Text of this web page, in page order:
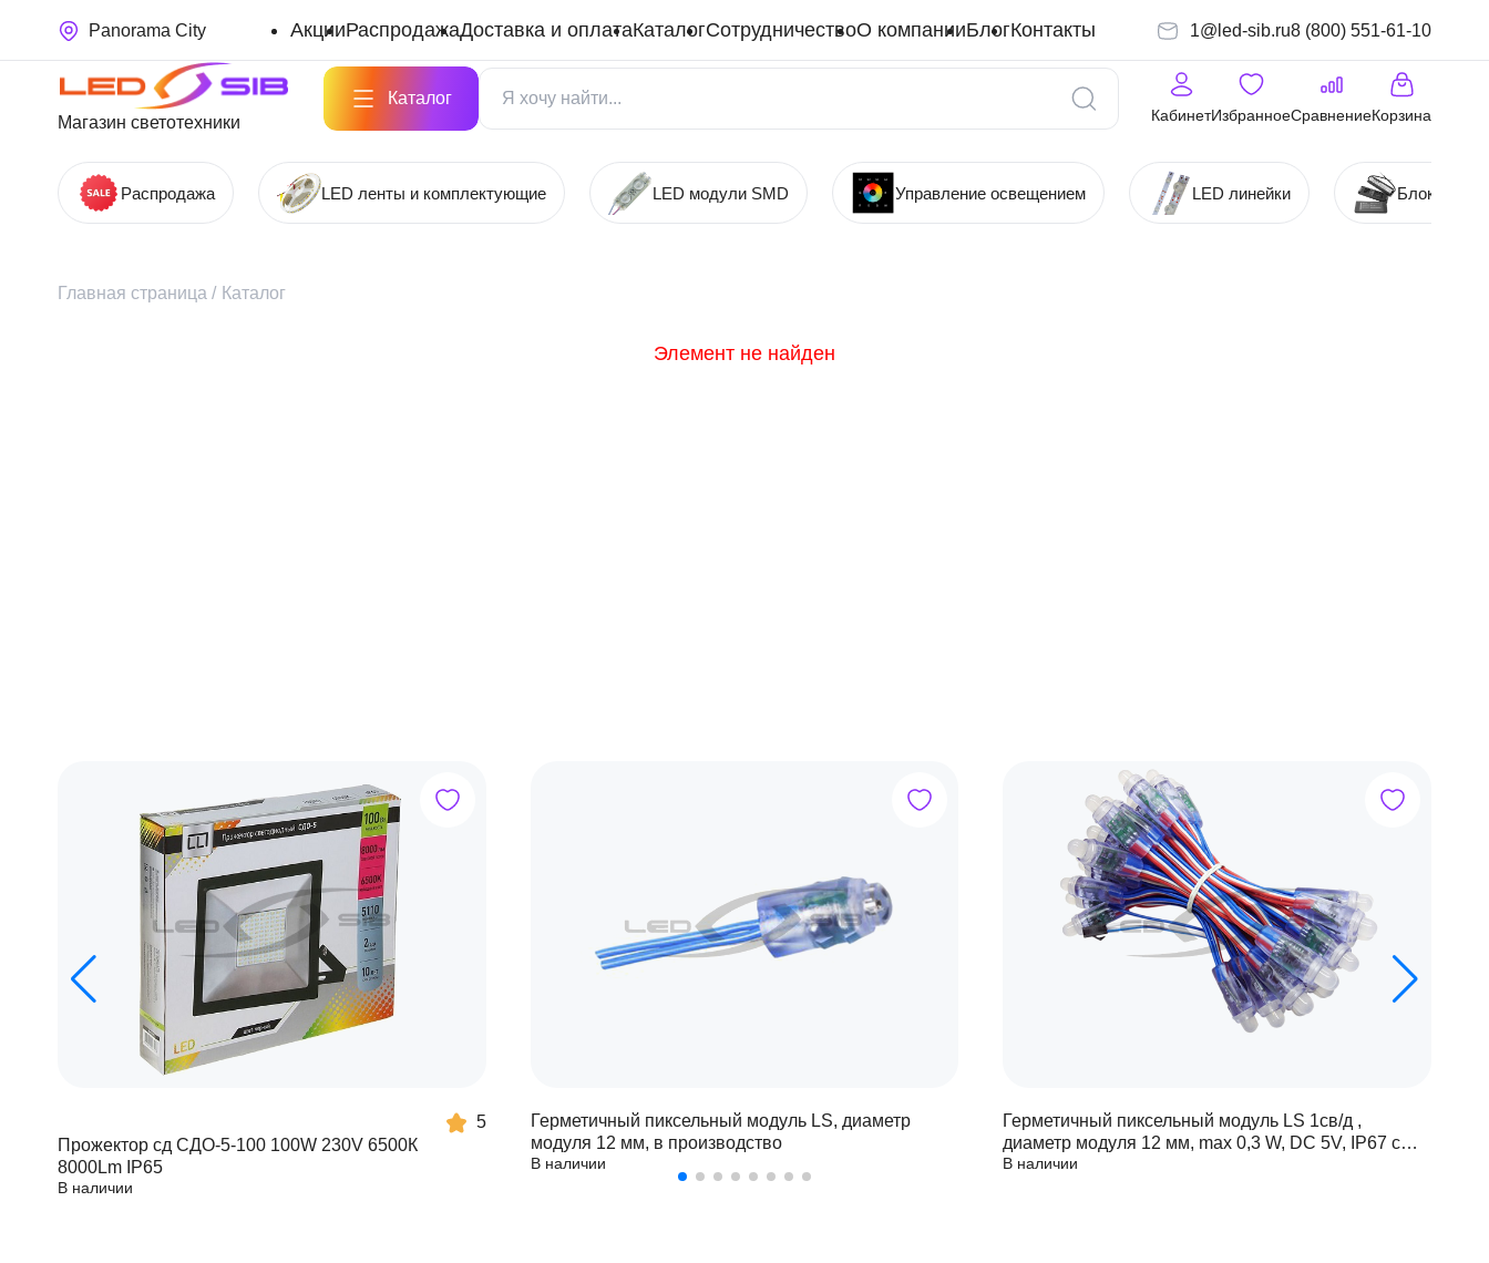
Panorama City АкцииРаспродажаДоставка и оплатаКаталогСотрудничествоО компанииБлогКонтакты 1@led-sib.ru8 (800) 551-61-10
Магазин светотехники
Каталог
КабинетИзбранноеСравнениеКорзина
Распродажа LED ленты и комплектующие LED модули SMD Управление освещением LED линейки Блоки
Главная страница / Каталог
Элемент не найден
5
Прожектор сд СДО-5-100 100W 230V 6500К
8000Lm IP65
В наличии
Герметичный пиксельный модуль LS, диаметр
модуля 12 мм, в производство
В наличии
Герметичный пиксельный модуль LS 1св/д ,
диаметр модуля 12 мм, max 0,3 W, DC 5V, IP67 с
чипом 6803
В наличии